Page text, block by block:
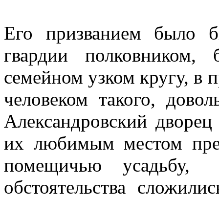
Его призванием было
гвардии
семейном узком кругу, в
человеком такого,
Александровский
их любимым местом
помещичью
обстоятельства